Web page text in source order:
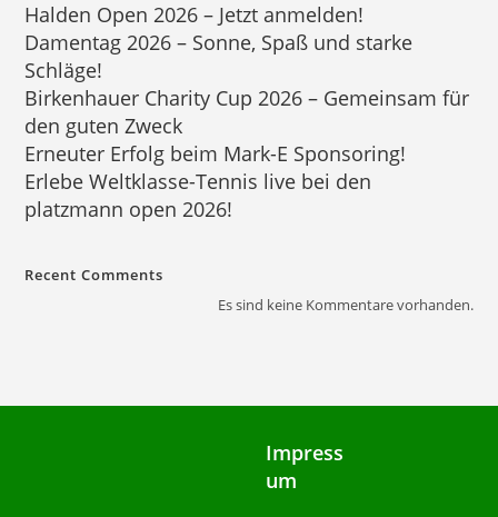
Halden Open 2026 – Jetzt anmelden!
Damentag 2026 – Sonne, Spaß und starke
Schläge!
Birkenhauer Charity Cup 2026 – Gemeinsam für
den guten Zweck
Erneuter Erfolg beim Mark-E Sponsoring!
Erlebe Weltklasse-Tennis live bei den
platzmann open 2026!
Recent Comments
Es sind keine Kommentare vorhanden.
Impress
um